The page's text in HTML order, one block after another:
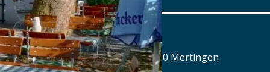
Alte Brauerei Mertingen
Hilaria-Lechner-Straße 21, 86690 Mertingen